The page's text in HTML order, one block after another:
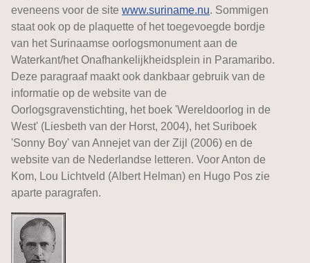
eveneens voor de site www.suriname.nu. Sommigen
staat ook op de plaquette of het toegevoegde bordje
van het Surinaamse oorlogsmonument aan de
Waterkant/het Onafhankelijkheidsplein in Paramaribo.
Deze paragraaf maakt ook dankbaar gebruik van de
informatie op de website van de
Oorlogsgravenstichting, het boek 'Wereldoorlog in de
West' (Liesbeth van der Horst, 2004), het Suriboek
'Sonny Boy' van Annejet van der Zijl (2006) en de
website van de Nederlandse letteren. Voor Anton de
Kom, Lou Lichtveld (Albert Helman) en Hugo Pos zie
aparte paragrafen.